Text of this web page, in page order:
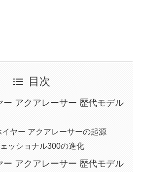
目次
ー アクアレーサー 歴代モデル
イヤー アクアレーサーの起源
ッショナル300の進化
ー アクアレーサー 歴代モデル